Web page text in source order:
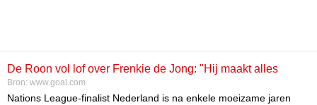
De Roon vol lof over Frenkie de Jong: "Hij maakt alles
makkelijker"
Bron: www.goal.com
Nations League-finalist Nederland is na enkele moeizame jaren